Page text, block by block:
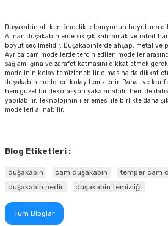
Duşakabin alırken öncelikle banyonun boyutuna
Alınan duşakabinlerde sıkışık kalmamak ve rahat
boyut seçilmelidir. Duşakabinlerde ahşap, metal ve
Ayrıca cam modellerde tercih edilen modeller
sağlamlığına ve zarafet katmasını dikkat etmek
modelinin kolay temizlenebilir olmasına da dikkat
duşakabin modelleri kolay temizlenir. Rahat ve
hem güzel bir dekorasyon yakalanabilir hem de
yapılabilir. Teknolojinin ilerlemesi ile birlikte daha
modelleri alınabilir.
Blog Etiketleri :
duşakabin cam duşakabin
temper cam
duşakabin nedir
duşakabin temizliği
Tüm Bloglar